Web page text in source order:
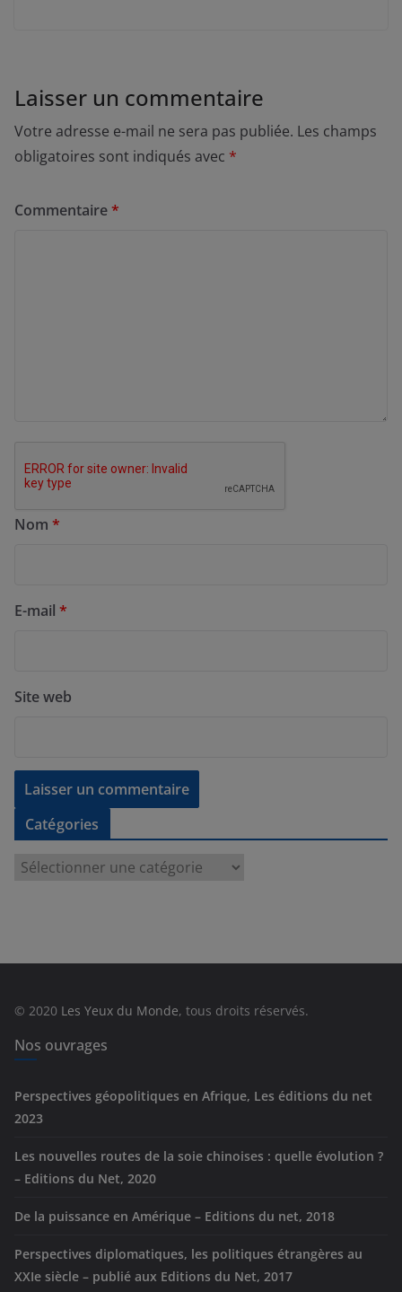
Laisser un commentaire
Votre adresse e-mail ne sera pas publiée. Les champs
obligatoires sont indiqués avec *
Commentaire*
Nom *
E-mail *
Site web
Catégories
e
s
© 2020 Les Yeux du Monde, tous droits réservés.
Nos ouvrages
Perspectives géopolitiques en Afrique, Les éditions du net
2023
Les nouvelles routes de la soie chinoises : quelle évolution ?
– Editions du Net, 2020
De la puissance en Amérique – Editions du net, 2018
Perspectives diplomatiques, les politiques étrangères au
XXIe siècle – publié aux Editions du Net, 2017